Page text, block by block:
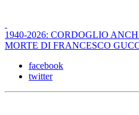
1940-2026: CORDOGLIO
MORTE DI FRANCESCO
facebook
twitter